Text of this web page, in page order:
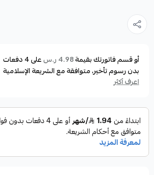
أو قسم فاتورتك بقيمة4.98 ر.س على4دفعات
بدون رسوم تأخير، متوافقة مع الشريعة الإسلامية
اعرف أكثر